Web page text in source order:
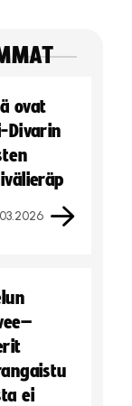
ovat
Divarin
ei